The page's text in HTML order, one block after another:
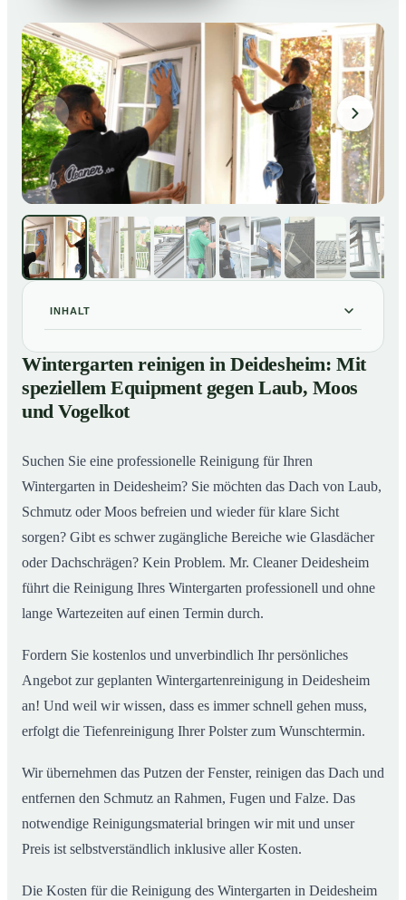
INHALT
Wintergarten reinigen in Deidesheim: Mit speziellem
Equipment gegen Laub, Moos und Vogelkot
02 So läuft eine professionelle Reinigung eines
Wintergarten in Deidesheim ab
Wintergarten reinigen in Deidesheim: Mit
speziellem Equipment gegen Laub, Moos
und Vogelkot
Suchen Sie eine professionelle Reinigung für Ihren
Wintergarten in Deidesheim? Sie möchten das Dach von Laub,
Schmutz oder Moos befreien und wieder für klare Sicht
sorgen? Gibt es schwer zugängliche Bereiche wie Glasdächer
oder Dachschrägen? Kein Problem. Mr. Cleaner Deidesheim
führt die Reinigung Ihres Wintergarten professionell und ohne
lange Wartezeiten auf einen Termin durch.
Fordern Sie kostenlos und unverbindlich Ihr persönliches
Angebot zur geplanten Wintergartenreinigung in Deidesheim
an! Und weil wir wissen, dass es immer schnell gehen muss,
erfolgt die Tiefenreinigung Ihrer Polster zum Wunschtermin.
Wir übernehmen das Putzen der Fenster, reinigen das Dach und
entfernen den Schmutz an Rahmen, Fugen und Falze. Das
notwendige Reinigungsmaterial bringen wir mit und unser
Preis ist selbstverständlich inklusive aller Kosten.
Die Kosten für die Reinigung des Wintergarten in Deidesheim